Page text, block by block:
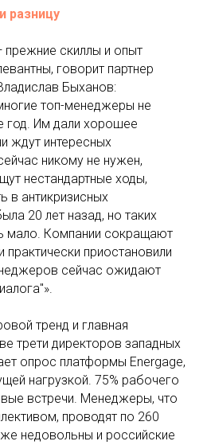
разницу
скиллы и опыт
говорит партнер
Быханов:
топ-менеджеры не
год. Им дали хорошее
ждут интересных
никому не нужен,
нестандартные ходы,
в антикризисных
20 лет назад, но таких
мало. Компании сокращают
приостановили
сейчас ожидают
тренд и главная
трети директоров западных
опрос платформы Energage,
нагрузкой. 75% рабочего
встречи. Менеджеры, что
проводят по 260
недовольны и российские